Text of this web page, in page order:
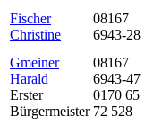
Fischer
Christine
08167
6943-28
Gmeiner
Harald
Erster
Bürgermeister
08167
6943-47
0170 65
72 528